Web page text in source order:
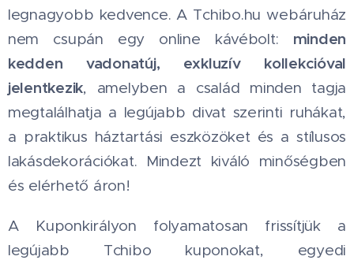
legnagyobb kedvence. A Tchibo.hu webáruház
nem csupán egy online kávébolt: minden
kedden vadonatúj, exkluzív kollekcióval
jelentkezik, amelyben a család minden tagja
megtalálhatja a legújabb divat szerinti ruhákat,
a praktikus háztartási eszközöket és a stílusos
lakásdekorációkat. Mindezt kiváló minőségben
és elérhető áron!
A Kuponkirályon folyamatosan frissítjük a
legújabb Tchibo kuponokat, egyedi